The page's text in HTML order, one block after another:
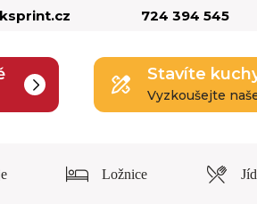
724 394 545
Stavíte
Vyzkoušejte
Ložnice